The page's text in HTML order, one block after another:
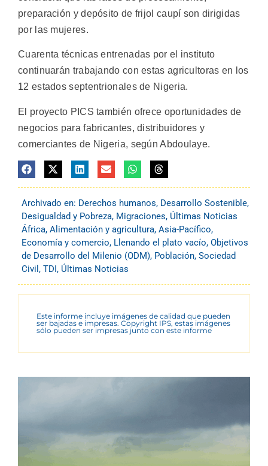
preparación y depósito de frijol caupí son dirigidas
por las mujeres.
Cuarenta técnicas entrenadas por el instituto
continuarán trabajando con estas agricultoras en los
12 estados septentrionales de Nigeria.
El proyecto PICS también ofrece oportunidades de
negocios para fabricantes, distribuidores y
comerciantes de Nigeria, según Abdoulaye.
Archivado en: Derechos humanos, Desarrollo Sostenible,
Desigualdad y Pobreza, Migraciones, Últimas Noticias
África, Alimentación y agricultura, Asia-Pacífico,
Economía y comercio, Llenando el plato vacío, Objetivos
de Desarrollo del Milenio (ODM), Población, Sociedad
Civil , TDI , Últimas Noticias
Este informe incluye imágenes de calidad que pueden
ser bajadas e impresas. Copyright IPS, estas imágenes
sólo pueden ser impresas junto con este informe